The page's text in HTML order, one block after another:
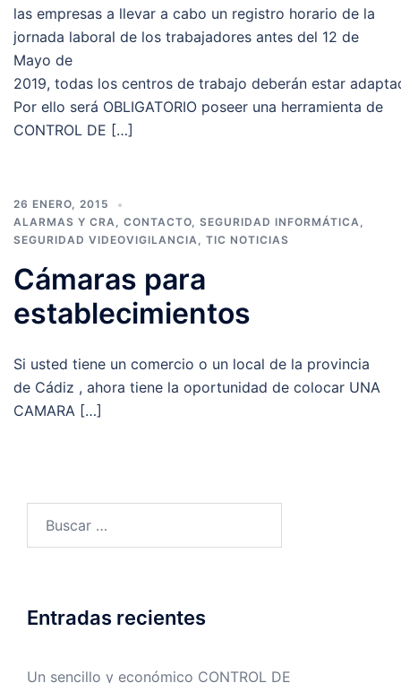
las empresas a llevar a cabo un registro horario de la
jornada laboral de los trabajadores antes del 12 de
Mayo de
2019, todas los centros de trabajo deberán estar
Por ello será OBLIGATORIO poseer una herramienta de
CONTROL DE […]
26 ENERO, 2015
ALARMAS Y CRA, CONTACTO, SEGURIDAD INFORMÁTICA,
SEGURIDAD VIDEOVIGILANCIA, TIC NOTICIAS
Cámaras para
establecimientos
Si usted tiene un comercio o un local de la provincia
de Cádiz , ahora tiene la oportunidad de colocar UNA
CAMARA […]
Entradas recientes
Un sencillo y económico CONTROL DE